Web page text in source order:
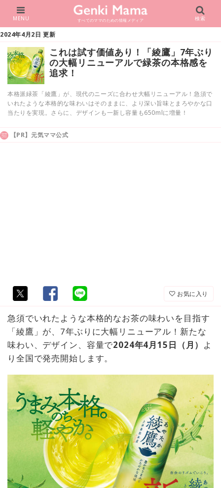
すべてのママのための情報メディア
MENU 検索
2024年4月2日 更新
これは試す価値あり！「綾鷹」7年ぶり
の大幅リニューアルで緑茶の本格感を
追求！
本格派緑茶「綾鷹」が、現代のニーズに合わせ大幅リニューアル！急須で
いれたような本格的な味わいはそのままに、より深い旨味とまろやかな口
当たりを実現。さらに、デザインも一新し容量も650mlに増量！
【PR】元気ママ公式
お気に入り
急須でいれたような本格的なお茶の味わいを目指す
「綾鷹」が、7年ぶりに大幅リニューアル！新たな
味わい、デザイン、容量で2024年4月15日（月） よ
り全国で発売開始します。